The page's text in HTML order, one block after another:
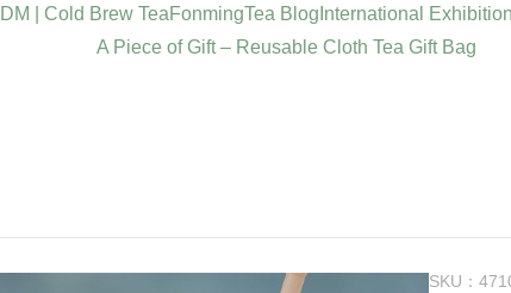
| Cold Brew TeaFonmingTea Blog International
A Piece of Gift – Reusable Cloth Tea Gift Bag
SKU：